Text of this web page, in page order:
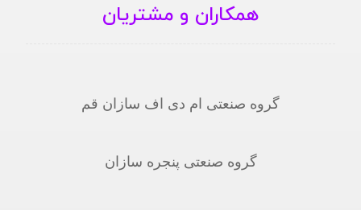
همکاران و مشتریان
گروه صنعتی ام دی اف سازان قم
گروه صنعتی پنجره سازان